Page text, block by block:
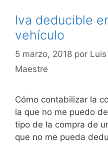
Iva deducible
vehículo
5 marzo, 2018 por
Maestre
Cómo contabilizar la
la que no me puedo
tipo de la compra de
que no me pueda